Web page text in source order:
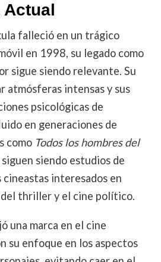
falleció en un trágico
en 1998, su legado como
sigue siendo relevante. Su
atmósferas intensas y sus
psicológicas de
en generaciones de
como Todos los hombres del
siendo estudios de
interesados en
thriller y el cine político.
una marca en el cine
su enfoque en los aspectos